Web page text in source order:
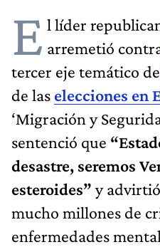
E l líder
arremetió
tercer eje temático
de las elecciones en
‘Migración y
sentenció que
desastre, seremos
esteroides” y
mucho millones de
enfermedades